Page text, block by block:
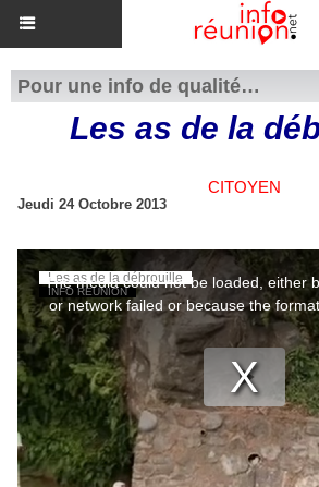
Pour une info de qualité…
Les as de la
CITOYEN
Jeudi 24 Octobre 2013